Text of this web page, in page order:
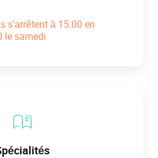
s'arrêtent à 15:00 en
le samedi